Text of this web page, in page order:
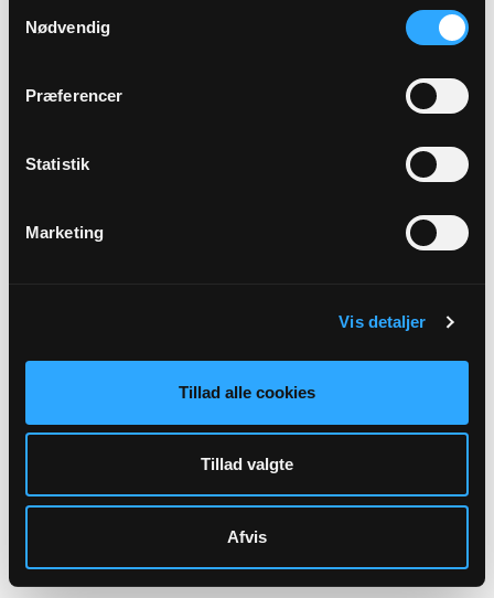
Nødvendig
Præferencer
Statistik
Marketing
Vis detaljer
Tillad alle cookies
Tillad valgte
Afvis
Studenterpræst
Ulla Pierri Enevoldsen
4000 Roskilde
upe@km.dk